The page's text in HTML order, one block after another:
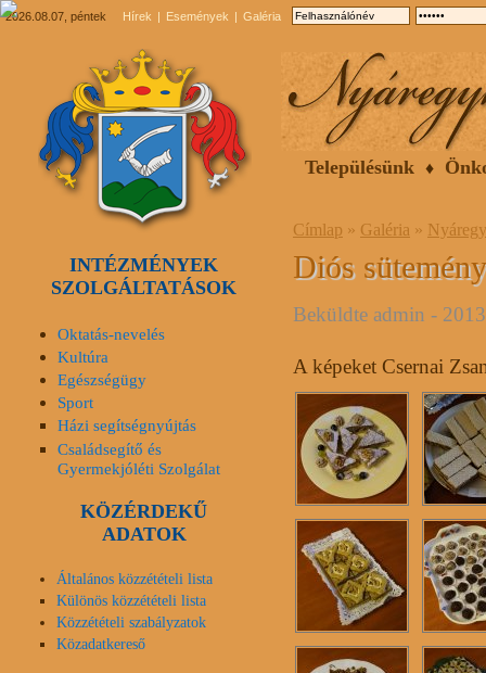
2026.08.07, péntek Hírek Események Galéria
Településünk
Címlap » Galéria »
Diós
Beküldte admin -
A képeket Csernai
INTÉZMÉNYEK
SZOLGÁLTATÁSOK
Oktatás-nevelés
Kultúra
Egészségügy
Sport
Házi segítségnyújtás
Családsegítő és
Gyermekjóléti Szolgálat
KÖZÉRDEKŰ
ADATOK
Általános közzétételi lista
Különös közzétételi lista
Közzétételi szabályzatok
Közadatkereső